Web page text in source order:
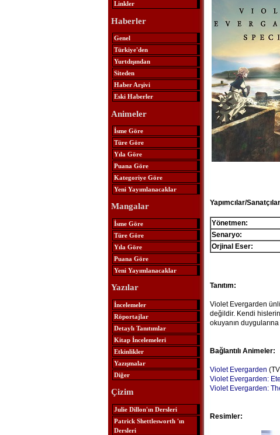
Linkler
Haberler
Genel
Türkiye'den
Yurtdışından
Siteden
Haber Arşivi
Eski Haberler
Animeler
İsme Göre
Türe Göre
Yıla Göre
Puana Göre
Kategoriye Göre
Yeni Yayımlanacaklar
Mangalar
İsme Göre
Türe Göre
Yıla Göre
Puana Göre
Yeni Yayımlanacaklar
Yazılar
İncelemeler
Röportajlar
Detaylı Tanıtımlar
Kitap İncelemeleri
Etkinlikler
Yazışmalar
Diğer
Çizim
Julie Dillon'ın Dersleri
Patrick Shettlesworth 'ın
Dersleri
Yapımcılar/
Yönetmen:
Senaryo:
Orjinal Eser:
Tanıtım:
Violet Evergarden
değildir. Kendi
okuyanın duygularına
Bağlantılı Animeler:
Violet Evergarden
Violet Evergarden:
Violet Evergarden:
Resimler: